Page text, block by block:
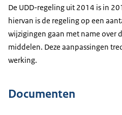
De UDD-regeling uit 2014 is in
hiervan is de regeling op een
wijzigingen gaan met name over
middelen. Deze aanpassingen
werking.
Documenten